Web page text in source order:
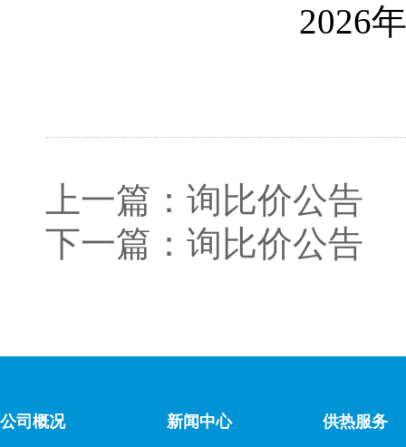
2026
上一篇： 询比价公告
下一篇： 询比价公告
公司概况 新闻中心 供热服务